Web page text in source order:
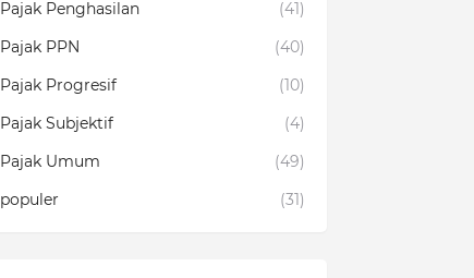
Pajak Penghasilan
(41)
Pajak PPN
(40)
Pajak Progresif
(10)
Pajak Subjektif
(4)
Pajak Umum
(49)
populer
(31)